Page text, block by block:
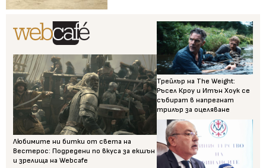
Любимите ни битки от света на
Вестерос: Подредени по вкуса за екшън
и зрелища на Webcafe
Трейлър на The Weight:
Ръсел Кроу и Итън Хоук се
събират в напрегнат
трилър за оцеляване